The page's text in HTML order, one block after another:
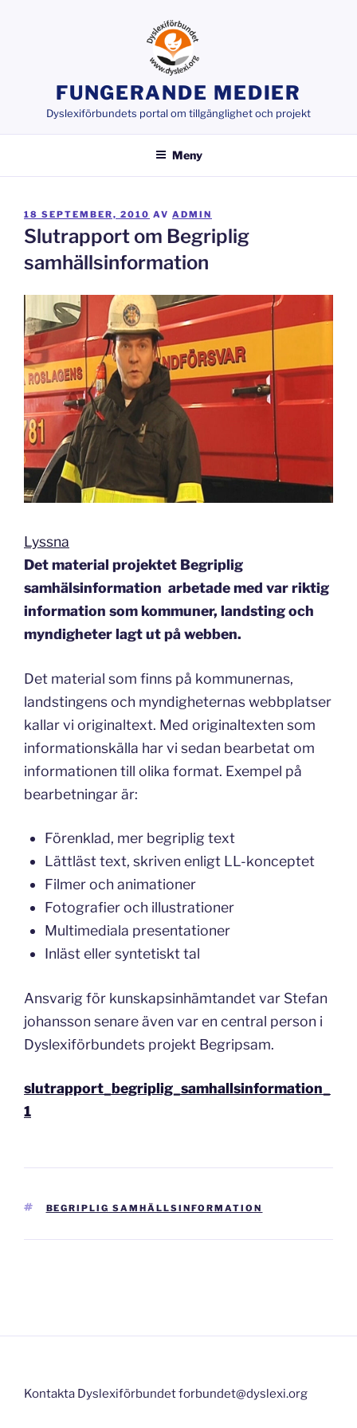
FUNGERANDE MEDIER
Dyslexiförbundets portal om tillgänglighet och projekt
Meny
PUBLICERAT
18 SEPTEMBER, 2010 AV ADMIN
Slutrapport om Begriplig
samhällsinformation
Lyssna
Det material projektet Begriplig
samhälsinformation arbetade med var riktig
information som kommuner, landsting och
myndigheter lagt ut på webben.
Det material som finns på kommunernas,
landstingens och myndigheternas webbplatser
kallar vi originaltext. Med originaltexten som
informationskälla har vi sedan bearbetat om
informationen till olika format. Exempel på
bearbetningar är:
Förenklad, mer begriplig text
Lättläst text, skriven enligt LL-konceptet
Filmer och animationer
Fotografier och illustrationer
Multimediala presentationer
Inläst eller syntetiskt tal
Ansvarig för kunskapsinhämtandet var Stefan
johansson senare även var en central person i
Dyslexiförbundets projekt Begripsam.
slutrapport_begriplig_samhallsinformation_
1
TAGGAR
BEGRIPLIG SAMHÄLLSINFORMATION
Kontakta Dyslexiförbundet forbundet@dyslexi.org